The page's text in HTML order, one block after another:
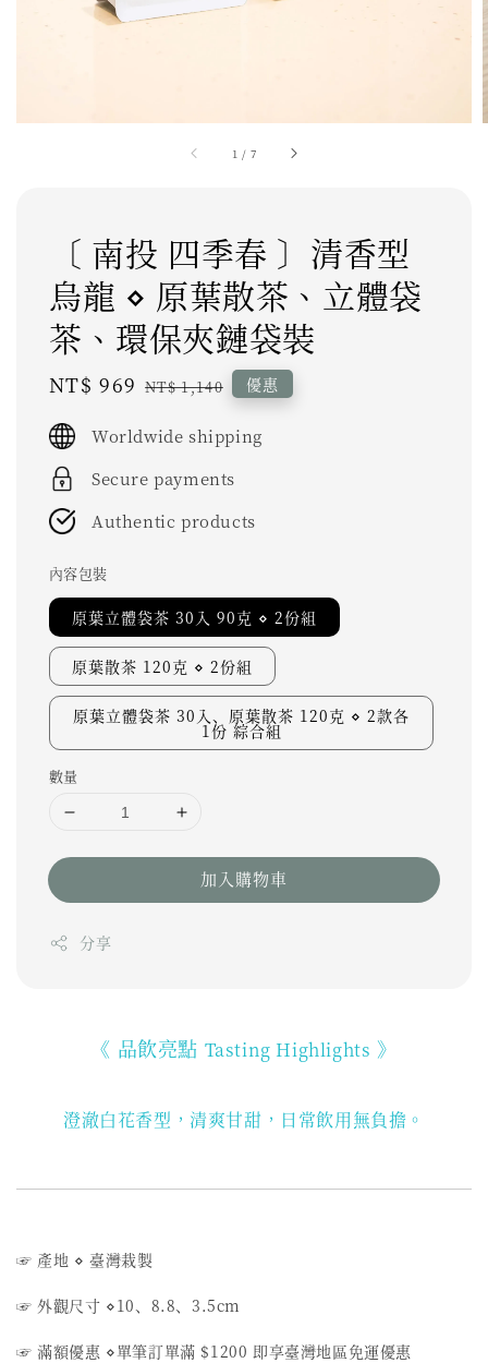
1 / 7
〔 南投 四季春 〕清香型
烏龍 ⋄ 原葉散茶、立體袋
茶、環保夾鏈袋裝
Sale
NT$ 969 Regular
NT$ 1,140 優惠
Worldwide shipping
Secure payments
Authentic products
內容包裝
原葉立體袋茶 30入 90克 ⋄ 2份組
原葉散茶 120克 ⋄ 2份組
原葉立體袋茶 30入、原葉散茶 120克 ⋄ 2款各
1份 綜合組
數量
加入購物車
分享
《 品飲亮點 Tasting Highlights 》
澄澈白花香型，清爽甘甜，日常飲用無負擔。
☞ 產地 ⋄ 臺灣栽製
☞ 外觀尺寸 ⋄10、8.8、3.5cm
☞ 滿額優惠 ⋄單筆訂單滿 $1200 即享臺灣地區免運優惠